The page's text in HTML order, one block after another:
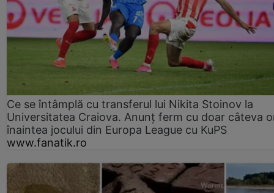
Ce se întâmplă cu transferul lui Nikita Stoinov la
Universitatea Craiova. Anunț ferm cu doar câteva
înaintea jocului din Europa League cu KuPS
www.fanatik.ro